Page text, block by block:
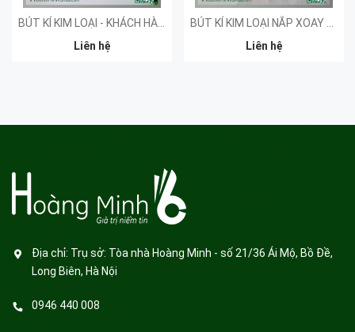
Liên hệ
Liên hệ
Địa chỉ: Trụ sở: Tòa nhà Hoàng Minh - số 21/36 Ái Mộ, Bồ Đề,
Long Biên, Hà Nội
0946 440 008